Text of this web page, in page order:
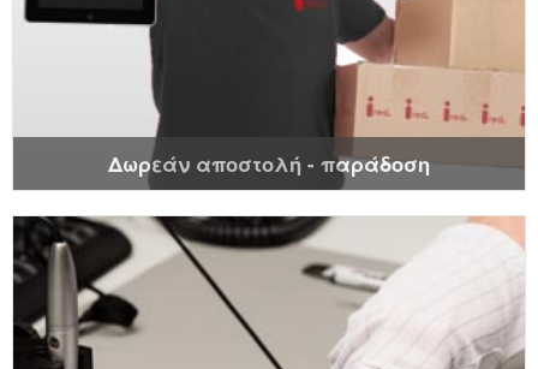
Δωρεάν αποστολή - παράδοση